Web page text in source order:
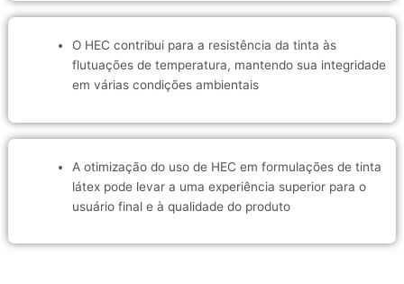
O HEC contribui para a resistência da tinta às
flutuações de temperatura, mantendo sua integridade
em várias condições ambientais
A otimização do uso de HEC em formulações de tinta
látex pode levar a uma experiência superior para o
usuário final e à qualidade do produto